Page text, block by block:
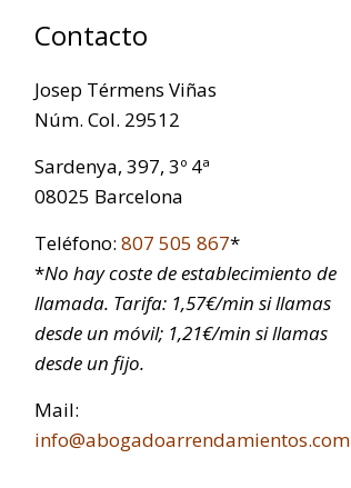
Contacto
Josep Térmens Viñas
Núm. Col. 29512
Sardenya, 397, 3º 4ª
08025 Barcelona
Teléfono:807 505 867*
*No hay coste de establecimiento de
llamada. Tarifa: 1,57€/min si llamas
desde un móvil; 1,21€/min si llamas
desde un fijo.
Mail:
info@abogadoarrendamientos.com